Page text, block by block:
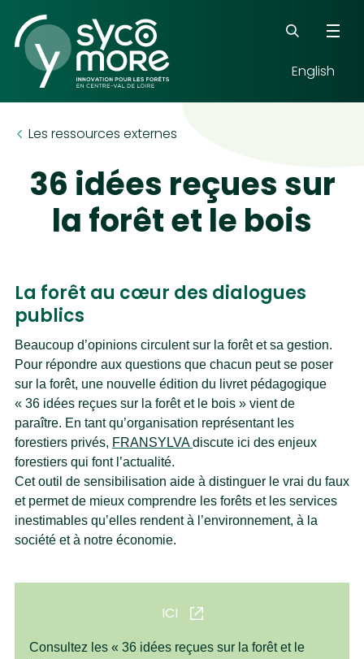
English
Mots-clés
Les ressources externes
36 idées reçues sur
la forêt et le bois
La forêt au cœur des dialogues
publics
Beaucoup d’opinions circulent sur la forêt et sa gestion.
Pour répondre aux questions que chacun peut se poser
sur la forêt, une nouvelle édition du livret pédagogique
« 36 idées reçues sur la forêt et le bois » vient de
paraître. En tant qu’organisation représentant les
forestiers privés, FRANSYLVAdiscute ici des enjeux
forestiers qui font l’actualité.
Cet outil de sensibilisation aide à distinguer le vrai du faux
et permet de mieux comprendre les forêts et les services
inestimables qu’elles rendent à l’environnement, à la
société et à notre économie.
ICI
Consultez les « 36 idées reçues sur la forêt et le